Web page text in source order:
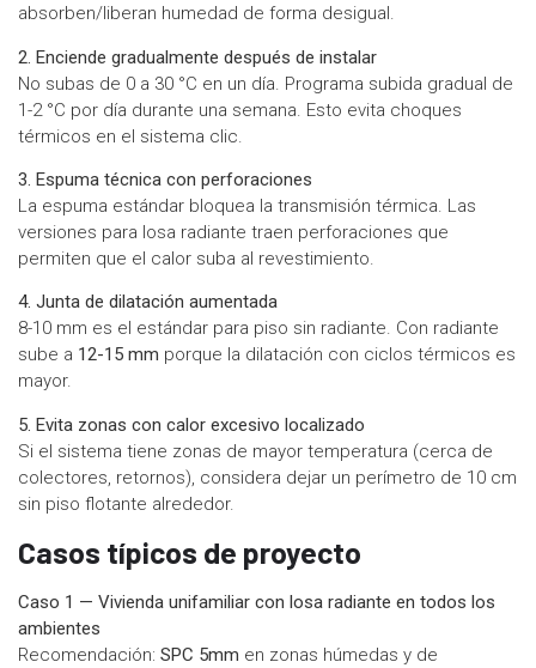
absorben/liberan humedad de forma desigual.
2. Enciende gradualmente después de instalar
No subas de 0 a 30 °C en un día. Programa subida gradual de
1-2 °C por día durante una semana. Esto evita choques
térmicos en el sistema clic.
3. Espuma técnica con perforaciones
La espuma estándar bloquea la transmisión térmica. Las
versiones para losa radiante traen perforaciones que
permiten que el calor suba al revestimiento.
4. Junta de dilatación aumentada
8-10 mm es el estándar para piso sin radiante. Con radiante
sube a 12-15 mm porque la dilatación con ciclos térmicos es
mayor.
5. Evita zonas con calor excesivo localizado
Si el sistema tiene zonas de mayor temperatura (cerca de
colectores, retornos), considera dejar un perímetro de 10 cm
sin piso flotante alrededor.
Casos típicos de proyecto
Caso 1 — Vivienda unifamiliar con losa radiante en todos los
ambientes
Recomendación: SPC 5mm en zonas húmedas y de